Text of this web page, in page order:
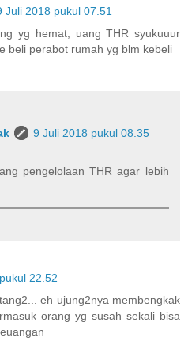
Juli 2018 pukul 07.51
yg hemat, uang THR syukuuur
beli perabot rumah yg blm kebeli
9 Juli 2018 pukul 08.35
pengelolaan THR agar lebih
22.52
eh ujung2nya membengkak
orang yg susah sekali bisa